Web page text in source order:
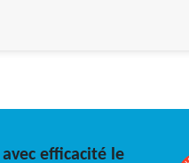
efficacité le